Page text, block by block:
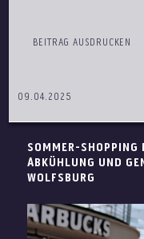
09.04.2025
BEITRAG AUSDRUCKEN
SOMMER-SHOPPING
ABKÜHLUNG UND
WOLFSBURG